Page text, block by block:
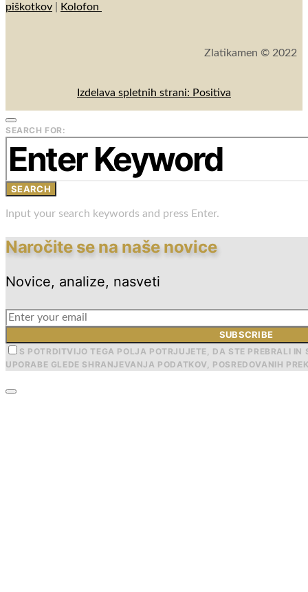
piškotkov
Kolofon
Zlatikamen © 2022
Izdelava spletnih strani: Positiva
SEARCH FOR:
SEARCH
Input your search keywords and press Enter.
Naročite se na naše novice
Novice, analize, nasveti
SUBSCRIBE
S POTRDITVIJO TEGA POLJA POTRJUJETE, DA STE PREBRALI IN
UPORABE GLEDE SHRANJEVANJA PODATKOV, POSREDOVANIH